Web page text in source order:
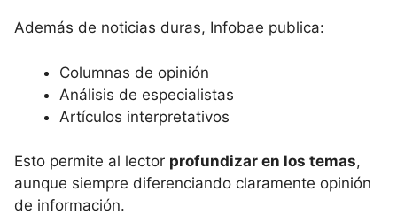
Además de noticias duras, Infobae publica:
Columnas de opinión
Análisis de especialistas
Artículos interpretativos
Esto permite al lector profundizar en los temas,
aunque siempre diferenciando claramente opinión
de información.